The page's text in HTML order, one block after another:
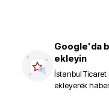
Google'da
ekleyin
İstanbul Ticaret
ekleyerek